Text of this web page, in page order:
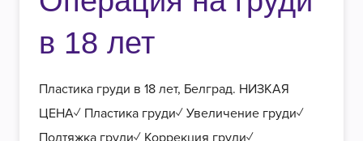
в 18 лет
Пластика груди в 18 лет, Белград. НИЗКАЯ
ЦЕНА✓ Пластика груди✓ Увеличение груди✓
Подтяжка груди✓ Коррекция груди✓